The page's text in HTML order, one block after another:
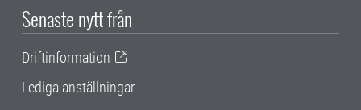
Senaste nytt från
Driftinformation
Lediga anställningar